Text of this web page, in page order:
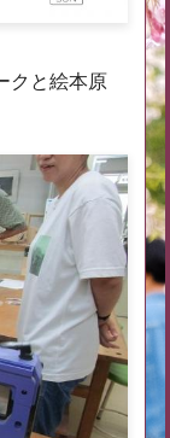
クと絵本原